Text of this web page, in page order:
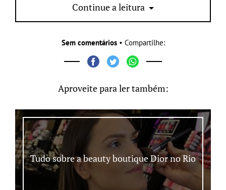
Continue a leitura
Sem comentários• Compartilhe:
Aproveite para ler também:
Tudo sobre a beauty boutique Dior no Rio